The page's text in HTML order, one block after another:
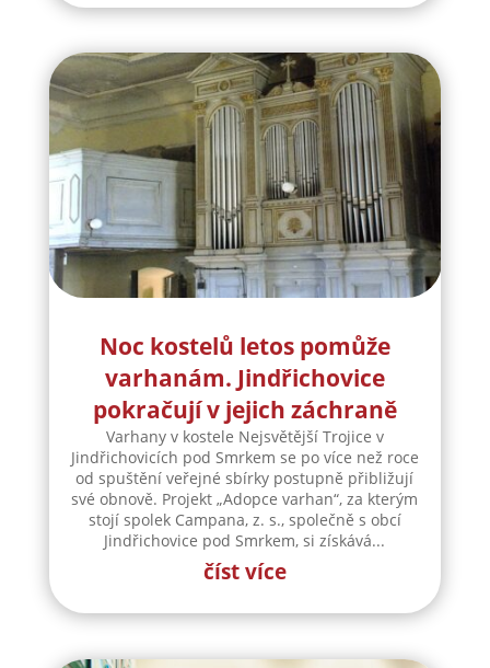
Noc kostelů letos pomůže
varhanám. Jindřichovice
pokračují v jejich záchraně
Varhany v kostele Nejsvětější Trojice v
Jindřichovicích pod Smrkem se po více než roce
od spuštění veřejné sbírky postupně přibližují
své obnově. Projekt „Adopce varhan“, za kterým
stojí spolek Campana, z. s., společně s obcí
Jindřichovice pod Smrkem, si získává...
číst více